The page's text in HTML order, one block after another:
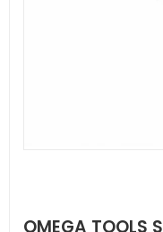
OMEGA TOOLS